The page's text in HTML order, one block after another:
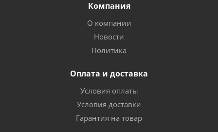
Компания
О компании
Новости
Политика
Оплата и доставка
Условия оплаты
Условия доставки
Гарантия на товар